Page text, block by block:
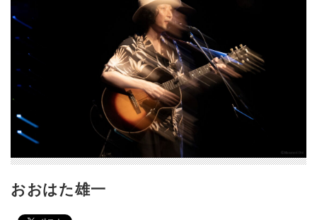
おおはた雄一